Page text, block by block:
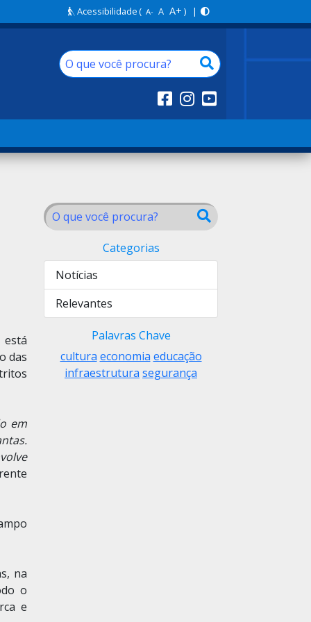
Acessibilidade( A- A A+ ) |
Categorias
Notícias
Relevantes
Palavras Chave
cultura economia educação
infraestrutura segurança
está
das
em
na
o
e